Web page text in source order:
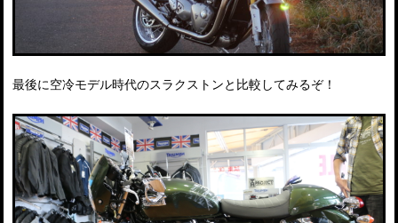
最後に空冷モデル時代のスラクストンと比較してみるぞ！